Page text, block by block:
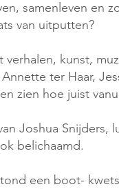
samenleven en
van uitputten?
kunst,
ter Haar,
zien hoe juist
Joshua Snijders,
belichaamd.
een boot-